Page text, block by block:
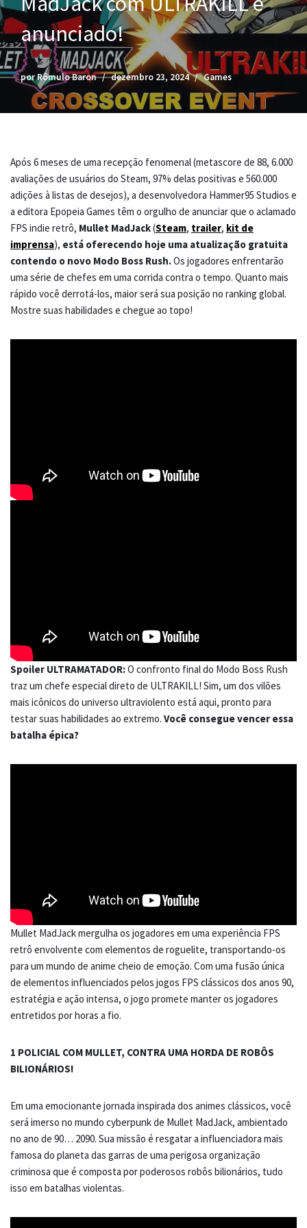
anunciado!
porRômulo Baron dezembro 23, 2024 Games
Após 6 meses de uma recepção fenomenal (metascore de 88, 6.000
avaliações de usuários do Steam, 97% delas positivas e 560.000
adições à listas de desejos), a desenvolvedora Hammer95 Studios e
a editora Epopeia Games têm o orgulho de anunciar que o aclamado
FPS indie retrô, Mullet MadJack(Steam, trailer, kit de
imprensa), está oferecendo hoje uma atualização gratuita
contendo o novo Modo Boss Rush.Os jogadores enfrentarão
uma série de chefes em uma corrida contra o tempo. Quanto mais
rápido você derrotá-los, maior será sua posição no ranking global.
Mostre suas habilidades e chegue ao topo!
Spoiler ULTRAMATADOR:O confronto final do Modo Boss Rush
traz um chefe especial direto de ULTRAKILL! Sim, um dos vilões
mais icônicos do universo ultraviolento está aqui, pronto para
testar suas habilidades ao extremo. Você consegue vencer essa
batalha épica?
Mullet MadJack mergulha os jogadores em uma experiência FPS
retrô envolvente com elementos de roguelite, transportando-os
para um mundo de anime cheio de emoção. Com uma fusão única
de elementos influenciados pelos jogos FPS clássicos dos anos 90,
estratégia e ação intensa, o jogo promete manter os jogadores
entretidos por horas a fio.
1 POLICIAL COM MULLET, CONTRA UMA HORDA DE ROBÔS
BILIONÁRIOS!
Em uma emocionante jornada inspirada dos animes clássicos, você
será imerso no mundo cyberpunk de Mullet MadJack, ambientado
no ano de 90… 2090. Sua missão é resgatar a influenciadora mais
famosa do planeta das garras de uma perigosa organização
criminosa que é composta por poderosos robôs bilionários, tudo
isso em batalhas violentas.